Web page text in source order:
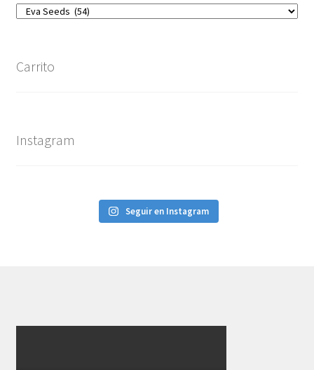
Carrito
Instagram
Seguir en Instagram